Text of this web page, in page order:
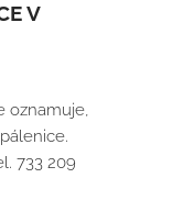
V
oznamuje,
733 209